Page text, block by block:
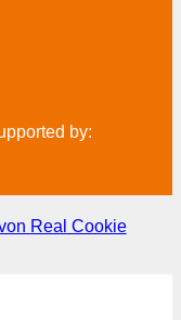
by:
Real Cookie